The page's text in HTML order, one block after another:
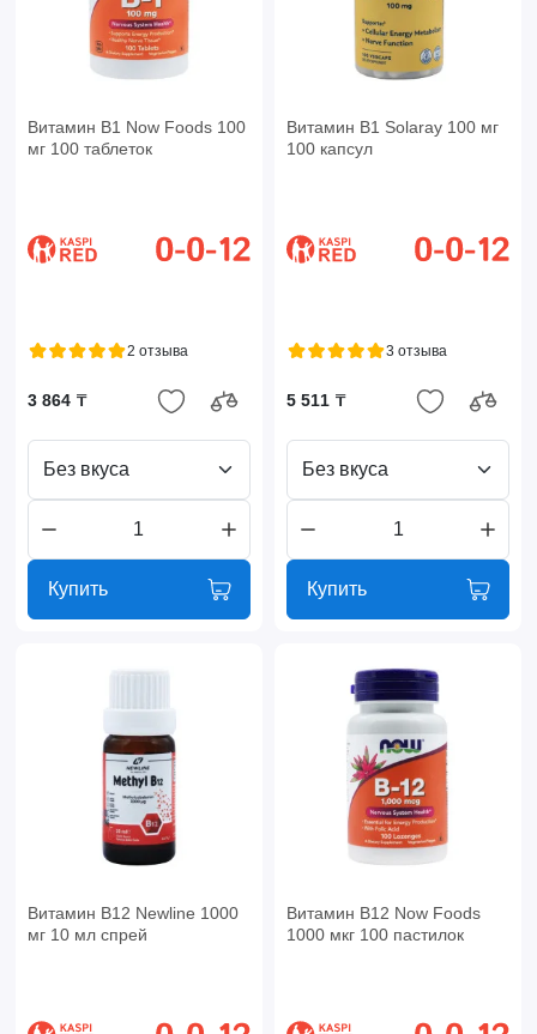
Витамин B1 Now Foods 100
мг 100 таблеток
2 отзыва
3 864 ₸
Без вкуса
Купить
Витамин B1 Solaray 100 мг
100 капсул
3 отзыва
5 511 ₸
Без вкуса
Купить
Витамин B12 Newline 1000
мг 10 мл спрей
Витамин B12 Now Foods
1000 мкг 100 пастилок